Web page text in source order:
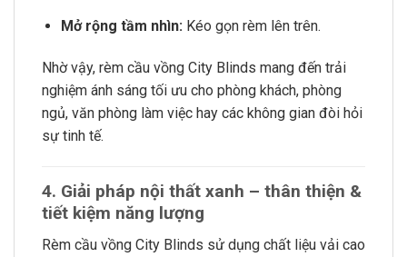
Mở rộng tầm nhìn:Kéo gọn rèm lên trên.
Nhờ vậy, rèm cầu vồng City Blinds mang đến trải
nghiệm ánh sáng tối ưu cho phòng khách, phòng
ngủ, văn phòng làm việc hay các không gian đòi hỏi
sự tinh tế.
4. Giải pháp nội thất xanh – thân thiện &
tiết kiệm năng lượng
Rèm cầu vồng City Blinds sử dụng chất liệu vải cao